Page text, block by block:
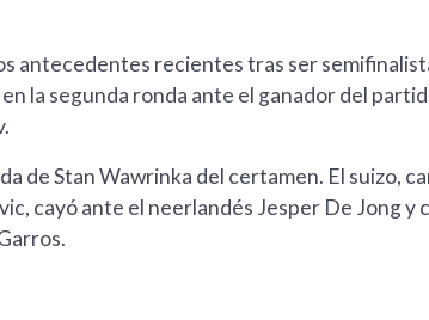
antecedentes recientes tras ser
la segunda ronda ante el ganador del
de Stan Wawrinka del certamen. El suizo,
cayó ante el neerlandés Jesper De Jong y